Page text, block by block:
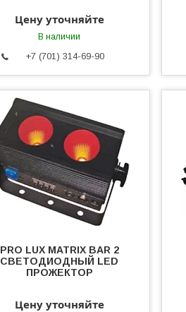
Цену уточняйте
В наличии
+7 (701) 314-69-90
PRO LUX MATRIX BAR 2
СВЕТОДИОДНЫЙ LED
ПРОЖЕКТОР
Цену уточняйте